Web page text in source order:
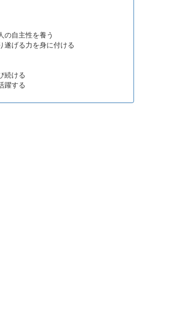
の自主性を養う
遂げる力を身に付ける
続ける
躍する